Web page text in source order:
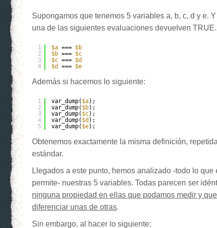
Supongamos que tenemos 5 variables a, b, c, d y e.
una de las siguientes evaluaciones devuelven TRUE.
1
2
3
4
$a === $b
$b === $c
$c === $d
$d
=== $e
Además si hacemos lo siguiente:
1
2
3
4
5
var_dump( $a);
var_dump( $b);
var_dump( $c);
var_dump( $d );
var_dump( $e);
Obtenemos exactamente la misma definición,
estándar.
Llegados a este punto, hemos analizado -todo lo que
permite- nuestras 5 variables. Todas parecen ser
ninguna propiedad en ellas que podamos medir y
diferenciar unas de otras.
Sin embargo, al hacer lo siguiente: